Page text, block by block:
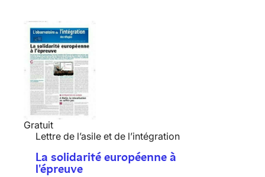
Gratuit
Lettre de l’asile et de l’intégration
La solidarité européenne à
l'épreuve